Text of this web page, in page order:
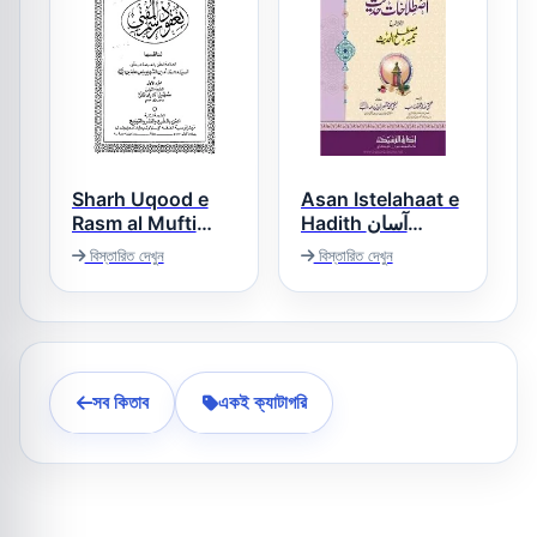
Sharh Uqood e
Rasm al Mufti
شرح عقود رسم
المفتی
বিস্তারিত দেখুন
Asan Istelahaat e
Hadith آسان
اصطلاحات حدیث
বিস্তারিত দেখুন
সব কিতাব একই ক্যাটাগরি